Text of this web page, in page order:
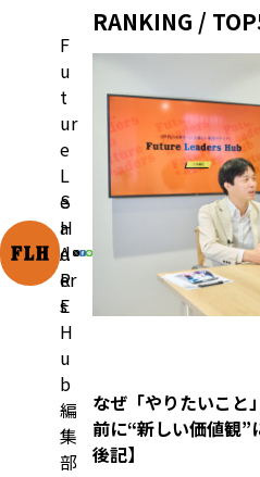
F
u
t
ur
e
L
e
a
d
er
s
H
u
b
編
集
部
S
H
A
R
E
RANKING /
なぜ「やりたいこと
前に“新しい価値観”
後記】